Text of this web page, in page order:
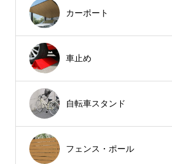
カーポート
車止め
自転車スタンド
フェンス・ポール